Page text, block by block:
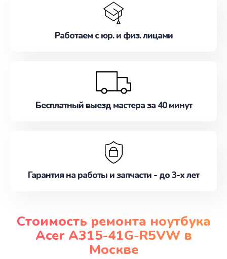
Работаем с юр. и физ. лицами
Бесплатный выезд мастера за 40 минут
Гарантия на работы и запчасти - до 3-х лет
Стоимость ремонта ноутбука
Acer A315-41G-R5VW в
Москве